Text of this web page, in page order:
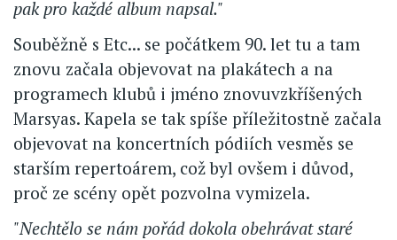
pak pro každé album napsal."
Souběžně s Etc... se počátkem 90. let tu a tam
znovu začala objevovat na plakátech a na
programech klubů i jméno znovuvzkříšených
Marsyas. Kapela se tak spíše příležitostně začala
objevovat na koncertních pódiích vesměs se
starším repertoárem, což byl ovšem i důvod,
proč ze scény opět pozvolna vymizela.
"Nechtělo se nám pořád dokola obehrávat staré